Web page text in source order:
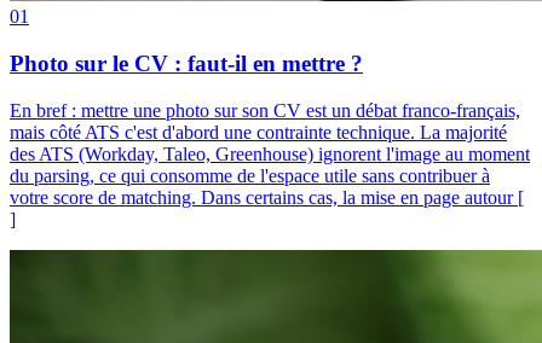
01
Photo sur le CV : faut-il en mettre ?
En bref : mettre une photo sur son CV est un débat franco-français,
mais côté ATS c'est d'abord une contrainte technique. La majorité
des ATS (Workday, Taleo, Greenhouse) ignorent l'image au moment
du parsing, ce qui consomme de l'espace utile sans contribuer à
votre score de matching. Dans certains cas, la mise en page autour [
]